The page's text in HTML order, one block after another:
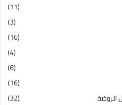
(11)
(3)
(16)
(4)
(6)
(16)
(32)